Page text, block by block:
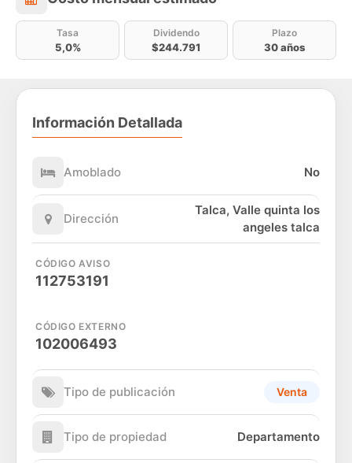
Tasa
5,0%
Dividendo
$244.791
Plazo
30 años
Información Detallada
Amoblado No
Dirección
Talca, Valle quinta los
angeles talca
CÓDIGO AVISO
112753191
CÓDIGO EXTERNO
102006493
Tipo de publicación Venta
Tipo de propiedad Departamento